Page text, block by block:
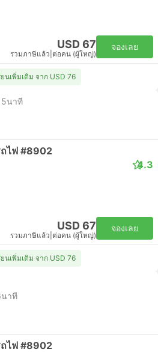
USD 67
รวมภาษีแล้ว ต่อคน (ผู้ใหญ่)
จองเลย
นเพิ่มเติม จาก USD 76
นาที
ไฟ #8902
4.3
USD 67
รวมภาษีแล้ว ต่อคน (ผู้ใหญ่)
จองเลย
นเพิ่มเติม จาก USD 76
นาที
ไฟ #8902